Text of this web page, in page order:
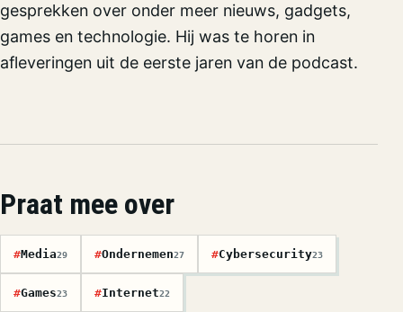
gesprekken over onder meer nieuws, gadgets,
games en technologie. Hij was te horen in
afleveringen uit de eerste jaren van de podcast.
Praat mee over
#Media29 #Ondernemen27 #Cybersecurity23
#Games23 #Internet22